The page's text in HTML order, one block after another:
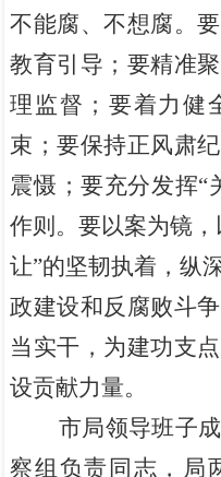
不能腐、不想腐。
教育引导；要精准
理监督；要着力健
束；要保持正风肃
震慑；要充分发挥“
作则。要以案为镜
让”的坚韧执着，纵
政建设和反腐败斗
当实干，为建功支
设贡献力量。
市局领导班子成
察组负责同志，局